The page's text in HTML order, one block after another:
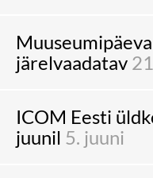
järelvaadatav
ICOM Eesti
juunil 5. juuni